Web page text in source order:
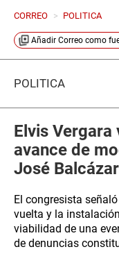
CORREO > POLITICA
Añadir Correo como
POLÍTICA
Elvis
avance de
José Balcázar
El congresista
vuelta y la
viabilidad de una
de denuncias